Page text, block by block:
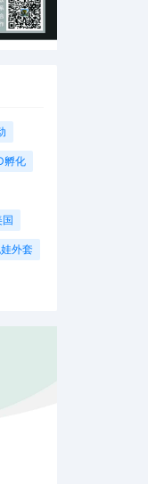
孵化
国
外套